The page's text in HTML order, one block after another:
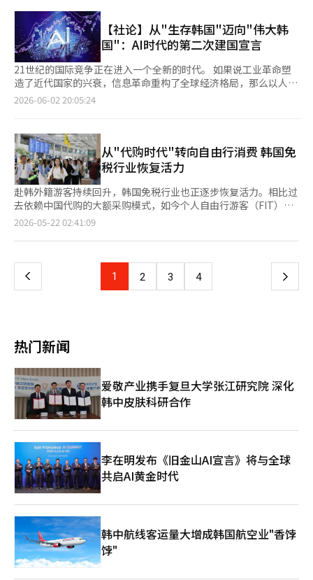
被称为“半价旅行”的地方爱心假期支持项目也在同一趋势下进
行。今年约有20万人申请，参与者中有81.2%表示“如果没有这个
项目，他们不会选择该地区”。去年，数字旅游居民证也带来了约
409亿韩元的地方消费。但朴成赫表示：“促销只是吸引游客的契
机，真正让他们再次光临的力量在于内容。” ◆ 旅游创业与人工
智能，下一阶段是什么 公社通过新加坡、东京和曼谷的海外旅游
企业支持中心，帮助国内旅游企业拓展海外市场，并计划将业务扩
现全球独角兽企业，这是一个令人遗憾的地方。因此，他提出
了“生命周期培育总体规划”作为替代方案。计划将原本分散的支
持项目整合为一个系统化的培育流程。 朴成赫强调：“从企业发
掘开始，到初期空间和资金支持、企业间匹配的实证项目、投资引
入，最后支持海外分支机构的建立，整个过程需要形成一个连贯
的‘终身关怀’。” 公社将在9月的旅游创业网络活动“连接
周”上与行业分享这一全球独角兽企业培育蓝图。 朴成赫还在加
年底推出测试版。 分散在各地的会员服务也将整合到“访问韩
国”平台。计划在2027年下半年完成13个B2C网站的整合，将现
有约160万的会员增加到1000万。 朴成赫将数据实验室和整合会
数据的积累将使‘访问韩国’和数据实验室成为不可替代的韩国旅
游资产。”※ 本报道经人工智能（AI）系统翻译与编辑。
的克里斯·马丁负责。BTS的参与显示了自2022年卡塔尔世界杯
期间，正国演唱的《Dreamers》舞台后，K-pop与世界杯的联系
进一步加深。当时，正国参与了世界杯官方原声带和开幕式舞台，
产生了全球反响，而此次则是BTS全员在决赛这一象征性舞台上的
亮相。可以说，从赛事开始到结束，K-pop都伴随着整个过程。在
世界杯舞台上，K-pop艺术家的名字不断出现。自2022年卡塔尔
世界杯正国演唱的官方原声带《Dreamers》及开幕式舞台后，此
次赛事中，TWS的代表队应援歌、李在的主题曲、Lisa的原声带舞
深远的舞台上，感到非常荣幸。我们相信音乐是传递希望与团结的
普遍语言。通过这次世界杯，我们能够与全球观众分享这一信息，
并为儿童教育机会的扩大贡献力量，这更是意义深远。”国内娱乐
圈的世界杯应援热情也在持续。随着韩国代表队在对阵捷克的首场
胜利，明星们的应援内容也在增加。东方神起的最强昌珉在
TikTok原创内容和KBS《北中美世界杯预热秀》中为代表队加
油，Highlight的尹斗俊通过YouTube实时转播捷克比赛，与足球
化活动也在继续。文化体育观光部和外交部与驻墨西哥韩国大使
馆、驻墨西哥韩国文化院共同在6月期间在墨西哥举办K文化节。
墨西哥被认为是中南美地区韩流扩散的核心据点。随着K-pop、电
化、K内容、K体育的“韩国日（Día de Corea）”活动，而在墨
西哥城查普尔特佩克公园的全球村中，将设立与韩国旅游资源和K
内容相结合的韩国宣传馆。国立中央博物馆的MU:DS特别展也将展
示结合韩国传统与现代感的文化产品。在世界杯期间，各国展示本
国文化的方式也各不相同。在墨西哥城查普尔特佩克公园建立的全
球村中，各国以各自的文化资产与观众见面。尽管越南并非晋级
国，但作为特邀国以传统美食与当地观众建立联系，而韩国则以K-
pop、媒体艺术、传统文化产品、翻跳等结合传统与现代的K文化
作为差异化元素。围绕世界杯的K文化接触点也在不断扩大。TWS
的代表队应援歌、李在的韩语歌词、Lisa的全球合作舞台、BTS的
决赛中场秀，K-pop在本次赛事的主要场景中频频出现。加上墨西
哥当地的K文化活动，世界杯不仅是比赛结果的舞台，也是各国文
界杯期间将会引发怎样的话题，值得关注。※ 本报道经人工智能
（AI）系统翻译与编辑。
济学人》则表示正在推进“更加平衡的外交政策”。 特别是在选
举过程中曾引发的亲中、亲北担忧，与实际国政运作中保持韩美同
盟和韩美日合作的同时，务实地管理与中国的经济关系的现实主义
路线引起了关注。《中国环球时报》分析称：“李在明政府在对华
政策中强调理性和实用的外交。” 在2025年10月底的亚太经济合
作组织（APEC）峰会期间，报道量较平均水平激增超过50%，韩
国成为美中战略竞争和供应链重组的核心舞台。《路透社》评价
称：“韩国在地区外交中的角色日益重要。” 在经济领域，围绕
社》报道指出：“三星和SK海力士等亚洲科技巨头正在形成人工
智能强势市场的新中心。”《彭博社》和《CNBC》等媒体则表
示，在政治不确定性之后，投资者信心迅速恢复，得益于人工智能
与半导体产业的增长，韩国股市在全球主要市场中表现最为突出。
最引人注目的点是“K-文化”的压倒性影响力。在过去12个月
中，有10个月外媒报道的最积极议题是防弹少年团（BTS）、K-
POP、BLACKPINK和“K-内容”等与韩流相关的内容。 《外交政
策》称“K-POP恶魔猎人”开启了韩流的新篇章，《半岛电视台》
是“世界文化产业强国”。《卫报》等媒体评价称：“韩国的影响
力超越音乐，正在改变全球人民的生活方向。”CNN则用“K-一
切”这一术语来形容，并制作了关于K-POP、K-食品、K-电影和
也关注到前总统的戒严相关调查及其引发的政治两极化、柬埔寨诈
骗事件、Coupang事件等对韩国国家形象的负面影响，并指出环
境、社会、透明管理（ESG）以及劳动、产业安全问题是韩国的结
构性弱点。 此外，由于此次分析采用了人工智能，可能存在一定
程度的分类错误。由于人类分析师对6万多篇文章进行全面审核在
物理上是不可能的，因此分析结果应在平均值和统计汇总层面进行
解读。
及地方独特的文化资产，揭示其如何成为今天K内容和K文化的基
础。 爱恋厅一层的展览室将以“地区充满K”为主题，展示五极三
特区域的表演、美食、工艺、生活文化和旅游资源等，采用现代感
的方式进行再创作。在媒体艺术室，将通过基于传统图案、韩国的
帽子、牡丹、韩国色彩、老虎等韩国象征的沉浸式视频内容《K的
起源前》，展示韩国美学的原型。 在展览期间，每周三中午12时
10分将举办文化活动。6月10日将由“弹钢琴的说唱者”高永烈的
演出拉开帷幕，随后将有青春麦克风优秀艺术家“艺术酷多”和墨
台爱恋厅”官方网站上查询。 此外，爱恋厅二层将于6月10日开幕
纪念国民主权政府成立一周年的特别展《光的轨迹》。此次展览将
聚焦于过去一年与国民共同走过的主要政策，展示通过“K文
化”交流与世界人民建立的信任与友谊的首脑外交场景及记录、外
交礼物等。在爱恋厅一层的纪念品店旁边，6月期间还将举办“总
统就职一周年纪念数字商品（周边）”体验展。 与此同时，青瓦
台爱恋厅作为“对所有人开放的休憩场所”，致力于成为交流与沟
通的文化空间。※ 本报道经人工智能（AI）系统翻译与编辑。
【社论】从"生存韩国"迈向"伟大韩
国"：AI时代的第二次建国宣言
21世纪的国际竞争正在进入一个全新的时代。 如果说工业革命塑
造了近代国家的兴衰，信息革命重构了全球经济格局，那么以人工
智能为核心的新一轮科技革命，则正在重新定义国家竞争力的内
词。从殖民统治到战争废墟，从资源匮乏到工业崛起，韩国凭借教
育、勤奋与产业化实现了举世瞩目的“汉江奇迹”。然而，在人工
智能时代，仅仅依靠追赶和模仿已经难以维持国家竞争优势。过去
韩国的成功是“生存的成功”，而未来韩国必须实现“引领的成
功”。 因此，韩国需要的不只是产业升级，而是一场面向未来的
国家重构。这既是技术革命的要求，也是国家发展的必然选择。从
这个意义上说，韩国正在迎来属于AI时代的“第二次建国”。 首
先，人口结构变化正倒逼国家转型。韩国是全球老龄化速度最快的
国家之一，超低生育率和劳动人口持续下降正在侵蚀经济增长基
面临巨大压力。对于韩国而言，发展人工智能已经不再是追逐科技
潮流，而是维持国家可持续发展的现实需求。AI不仅能够提高生产
市场和科技平台；欧洲在工业自动化和技术标准方面占据优势；日
际竞争环境下，仅靠成本优势和制造能力已不足以支撑韩国未来的
发展。韩国必须推动制造业向智能化、高附加值方向转型，而人工
智能芯片、物理AI（Physical AI）和制造业AI转型（AX）正是实现
这一目标的重要路径。 在未来国家战略布局中，人工智能芯片应
成为第一支柱。韩国已经拥有世界领先的存储芯片产业，但未来竞
争将不仅限于存储领域。AI加速器、高带宽存储器（HBM）、先进
封装技术、边缘AI芯片、车载AI处理器以及下一代低功耗半导体，
都将成为决定国家竞争力的重要赛道。 人工智能芯片不仅是出口
产品，更是数字主权、产业主权和国家安全的重要基础。谁掌握核
心算力，谁就掌握未来产业发展的主动权。 第二支柱则是物理AI国
家战略。人工智能正在从虚拟世界走向现实世界。从机器人、自动
驾驶汽车到智能工厂、智慧港口、智慧农业和智慧城市，AI正在赋
予实体经济新的生命力。 韩国拥有全球少有的完整制造业体系，
包括半导体、汽车、造船、电池、电子和机械产业。如果能够将这
些优势与人工智能深度融合，韩国完全有机会成为全球物理AI应用
2026-06-02 20:05:24
从"代购时代"转向自由行消费 韩国免
税行业恢复活力
赴韩外籍游客持续回升，韩国免税行业也正逐步恢复活力。相比过
去依赖中国代购的大额采购模式，如今个人自由行游客（FIT）与
团体游客同步增长，韩国免税市场消费结构开始发生变化。 据韩
善。其中，乐天免税店营业利润同比增长111%至323亿韩元（约
亿韩元和106亿韩元营业利润。 韩国免税店协会数据显示，今年3
月到访韩国免税店的外籍顾客达到108.92万人次，同比增长
的大额采购结构，逐渐进入以大量个人游客消费为核心的“质量型
增长”阶段。 韩国免税店也开始强化“K-文化体验式消费”模
式。位于首尔小公洞的乐天免税店近期重新出现排队景象，现场除
中国游客外，还能看到来自印度尼西亚等东南亚国家的游客体验K-
美妆产品。数据显示，今年第一季度乐天免税店中国自由行游客销
售额同比增长68%，越南游客销售额更同比激增255%。 与此同
时，新世界免税店通过K-美妆体验、K-POP周边等内容吸引外籍游
客，其K-POP专区3月销售额较1月增长120%；新罗免税店则出现
中国团体游客明显回流，免税店周边重新出现旅游大巴排队场景，
店内针对团体游客的箱装化妆品与保健食品销售也明显增加。 业
内认为，韩国免税行业未来竞争重点，正从单纯价格优势转向“K-
文化+体验式消费”模式，通过强化K-美妆、K-POP及韩流文化内
容吸引更多海外游客消费。
2026-05-22 02:41:09
上
页
1 2 3 4 下
热门新闻
爱敬产业携手复旦大学张江研究院 深化
韩中皮肤科研合作
李在明发布《旧金山AI宣言》将与全球
共启AI黄金时代
韩中航线客运量大增成韩国航空业"香饽
饽"